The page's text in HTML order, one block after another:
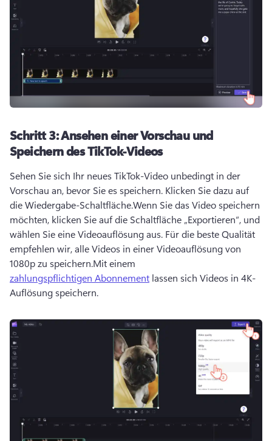
Schritt 3:Ansehen einer Vorschau und
Speichern des TikTok-Videos
Sehen Sie sich Ihr neues TikTok-Video unbedingt in der
Vorschau an, bevor Sie es speichern. Klicken Sie dazu auf
die Wiedergabe-Schaltfläche.Wenn Sie das Video speichern
möchten, klicken Sie auf die Schaltfläche „Exportieren“, und
wählen Sie eine Videoauflösung aus. Für die beste Qualität
empfehlen wir, alle Videos in einer Videoauflösung von
1080p zu speichern.Mit einem
zahlungspflichtigen Abonnement lassen sich Videos in 4K-
Auflösung speichern.